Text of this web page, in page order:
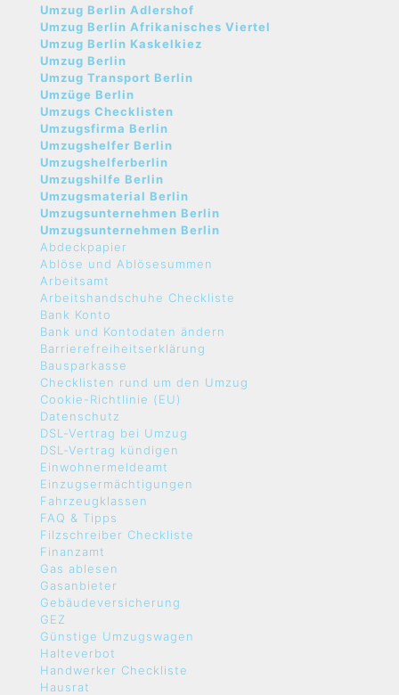
Umzug Berlin Adlershof
Umzug Berlin Afrikanisches Viertel
Umzug Berlin Kaskelkiez
Umzug Berlin
Umzug Transport Berlin
Umzüge Berlin
Umzugs Checklisten
Umzugsfirma Berlin
Umzugshelfer Berlin
Umzugshelferberlin
Umzugshilfe Berlin
Umzugsmaterial Berlin
Umzugsunternehmen Berlin
Umzugsunternehmen Berlin
Abdeckpapier
Ablöse und Ablösesummen
Arbeitsamt
Arbeitshandschuhe Checkliste
Bank Konto
Bank und Kontodaten ändern
Barrierefreiheitserklärung
Bausparkasse
Checklisten rund um den Umzug
Cookie-Richtlinie (EU)
Datenschutz
DSL-Vertrag bei Umzug
DSL-Vertrag kündigen
Einwohnermeldeamt
Einzugsermächtigungen
Fahrzeugklassen
FAQ & Tipps
Filzschreiber Checkliste
Finanzamt
Gas ablesen
Gasanbieter
Gebäudeversicherung
GEZ
Günstige Umzugswagen
Halteverbot
Handwerker Checkliste
Hausrat